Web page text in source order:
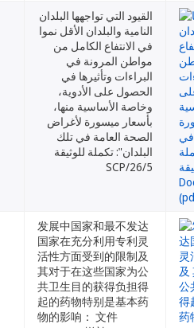
القيود التي تواجهها البلدان
النامية والبلدان الأقل نموا
في الانتفاع الكامل من
مواطن المرونة في
البراءات وتأثيرها في
الحصول على الأدوية،
وخاصة الأساسية منها،
بأسعار ميسورة لأغراض
الصحة العامة في تلك
البلدان": تكملة للوثيقة
SCP/26/5
发展中国家和最不发达
国家在充分利用专利灵
活性方面受到的限制及
其对于在这些国家为公
共卫生目的获得负担得
起的药物特别是基本药
物的影响： 文件